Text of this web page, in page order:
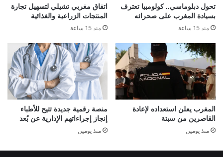
تحول دبلوماسي.. كولومبيا تعترف
بسيادة المغرب على صحرائه
منذ 15 ساعة
اتفاق مغربي تشيلي لتسهيل تجارة
المنتجات الزراعية والغذائية
منذ 15 ساعة
المغرب يعلن استعداده لإعادة
القاصرين من سبتة
منذ يومين
منصة رقمية جديدة تتيح للأطباء
إنجاز إجراءاتهم الإدارية عن بُعد
منذ يومين